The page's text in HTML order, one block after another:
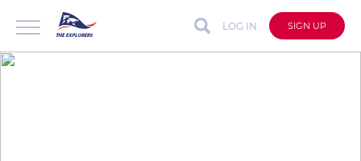
LOG IN SIGN UP